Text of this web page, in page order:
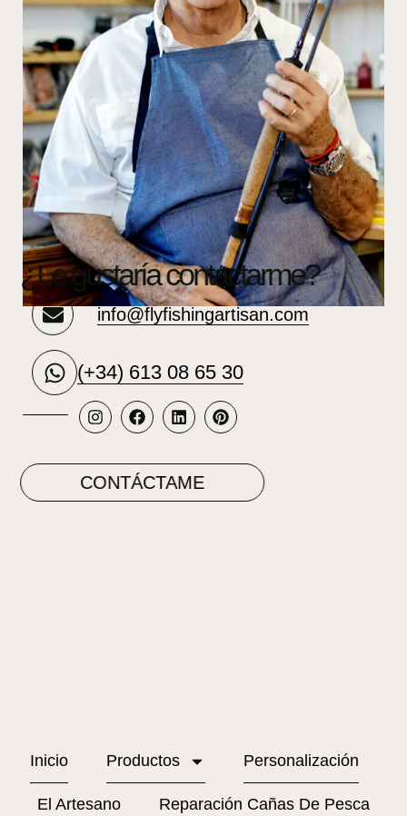
¿Le gustaría contactarme?
info@flyfishingartisan.com
(+34) 613 08 65 30
CONTÁCTAME
Inicio Productos Personalización
El Artesano Reparación Cañas De Pesca